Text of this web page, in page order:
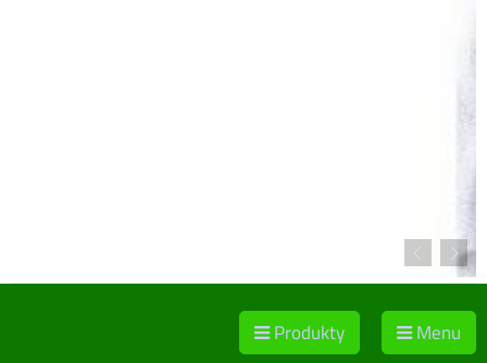
Produkty Menu